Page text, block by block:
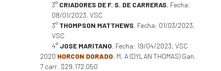
3° CRIADORES DE F. S. DE CARRERAS, Fecha:
08/01/2023, VSC
3° THOMPSON MATTHEWS, Fecha: 01/03/2023,
VSC
4° JOSE MARITANO, Fecha: 19/04/2023, VSC
2020 HORCON DORADO, M, A (DYLAN THOMAS) Gan.
7 carr. $29.172.050